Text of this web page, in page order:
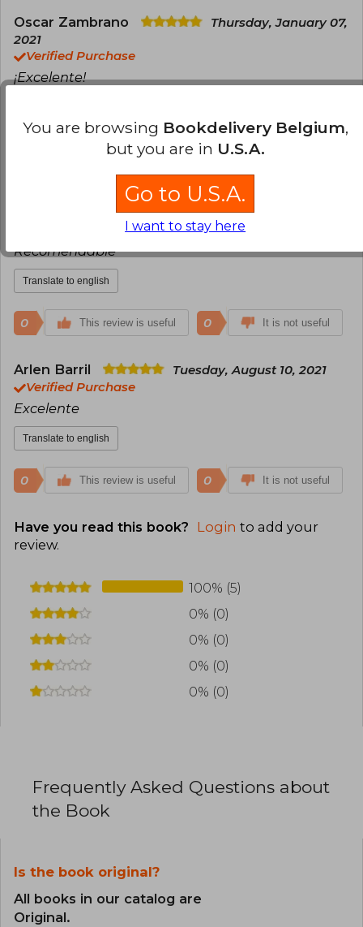
Oscar Zambrano
Thursday, January 07,
2021
Verified Purchase
¡Excelente!
This review is useful 0 It is not useful
Soledad Rojas Ruiz
Tuesday, August
Verified Purchase
Recomendable
Translate to english
0 This review is useful 0 It is not useful
Arlen Barril
Tuesday, August 10, 2021
Verified Purchase
Excelente
Translate to english
0 This review is useful 0 It is not useful
Have you read this book? Login to add your
review.
100% (5)
0% (0)
0% (0)
0% (0)
0% (0)
Frequently Asked Questions about
the Book
Is the book original?
All books in our catalog are
Original.
You are browsing Bookdelivery Belgium,
but you are in U.S.A.
Go to U.S.A.
I want to stay here